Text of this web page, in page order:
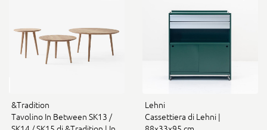
&Tradition
Tavolino In Between SK13 /
Lehni
Cassettiera di Lehni |